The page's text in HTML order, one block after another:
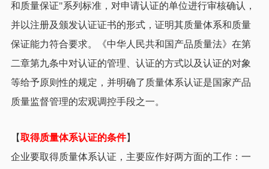
和质量保证"系列标准，对申请认证的单位进行审核确认，
并以注册及颁发认证证书的形式，证明其质量体系和质量
保证能力符合要求。《中华人民共和国产品质量法》在第
二章第九条中对认证的管理、认证的方式以及认证的对象
等给予原则性的规定，并明确了质量体系认证是国家产品
质量监督管理的宏观调控手段之一。
【取得质量体系认证的条件】
企业要取得质量体系认证，主要应作好两方面的工作：一